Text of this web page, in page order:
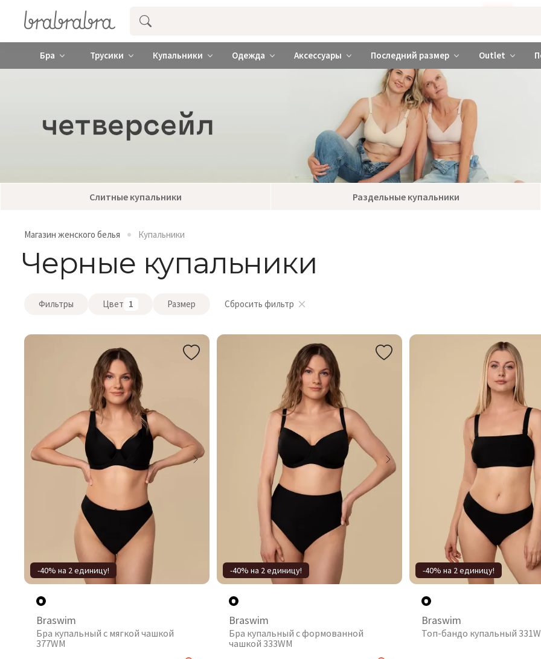
Купить нижнее женское белье ❤️ brabrabra ❤️ Киев и Украина
Бра Трусики Купальники Одежда Аксессуары Последний размер Outlet
Слитные купальники Раздельные купальники
Магазин женского белья Купальники
Черные купальники
Фильтры Цвет 1 Размер Сбросить фильтр
-40% на 2 единицу!
Braswim
Бра купальный с мягкой чашкой
377WM
-40% на 2 единицу!
Braswim
Бра купальный с формованной
чашкой 333WM
-40% на 2 единицу!
Braswim
Топ-бандо купальный